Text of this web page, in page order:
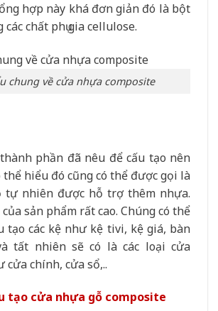
hợp này khá đơn giản đó là bột
chất phụ gia cellulose.
chung về cửa nhựa composite
phần đã nêu để cấu tạo nên
thể hiểu đó cũng có thể được gọi là
tự nhiên được hỗ trợ thêm nhựa.
của sản phẩm rất cao. Chúng có thể
tạo các kệ như kệ tivi, kệ giá, bàn
tất nhiên sẽ có là các loại cửa
chính, cửa sổ,..
tạo cửa nhựa gỗ composite